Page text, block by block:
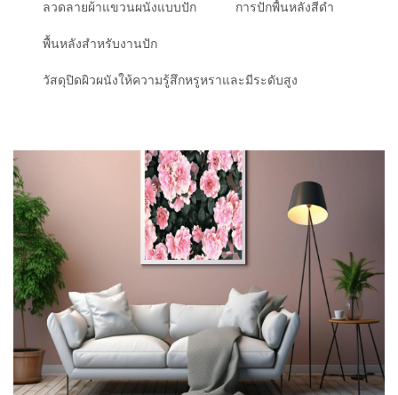
ลวดลายผ้าแขวนผนังแบบปัก การปักพื้นหลังสีดำ
พื้นหลังสำหรับงานปัก
วัสดุปิดผิวผนังให้ความรู้สึกหรูหราและมีระดับสูง